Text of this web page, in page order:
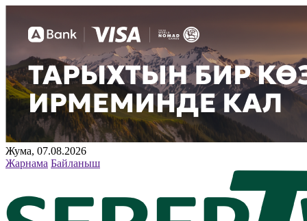
Жума, 07.08.2026
Жарнама Байланыш